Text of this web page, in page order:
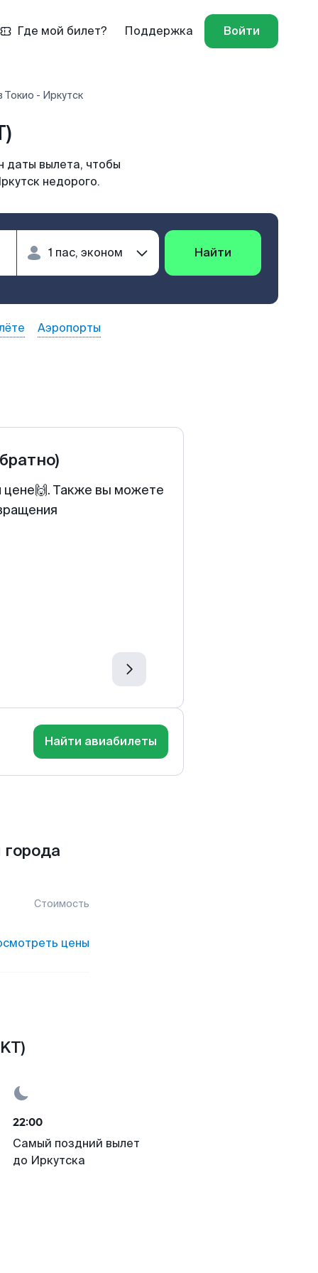
Где мой билет? Поддержка Войти
Токио - Иркутск
даты вылета, чтобы
недорого.
Найти
Аэропорты
цене🙌. Также вы можете
Найти авиабилеты
Стоимость
цены
22:00
Самый поздний вылет
до Иркутска